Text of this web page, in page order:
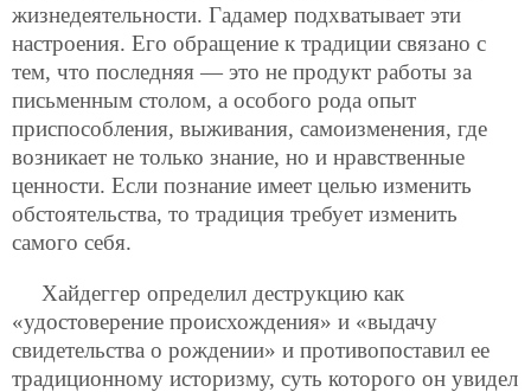
жизнедеятельности. Гадамер подхватывает эти
настроения. Его обращение к традиции связано с
тем, что последняя — это не продукт работы за
письменным столом, а особого рода опыт
приспособления, выживания, самоизменения, где
возникает не только знание, но и нравственные
ценности. Если познание имеет целью изменить
обстоятельства, то традиция требует изменить
самого себя.
Хайдеггер определил деструкцию как
«удостоверение происхождения» и «выдачу
свидетельства о рождении» и противопоставил ее
традиционному историзму, суть которого он увидел